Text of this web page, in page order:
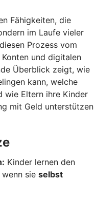
Fähigkeiten, die
im Laufe vieler
Prozess vom
und digitalen
Überblick zeigt, wie
kann, welche
wie Eltern ihre Kinder
mit Geld unterstützen
Kinder lernen den
sie selbst